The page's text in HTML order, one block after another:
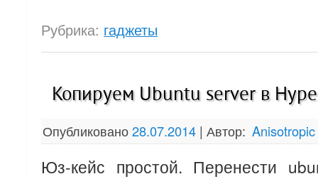
Рубрика: гаджеты
Копируем Ubuntu server в
Опубликовано 28.07.2014 |Автор: Anisotropic
Юз-кейс простой. Перенести